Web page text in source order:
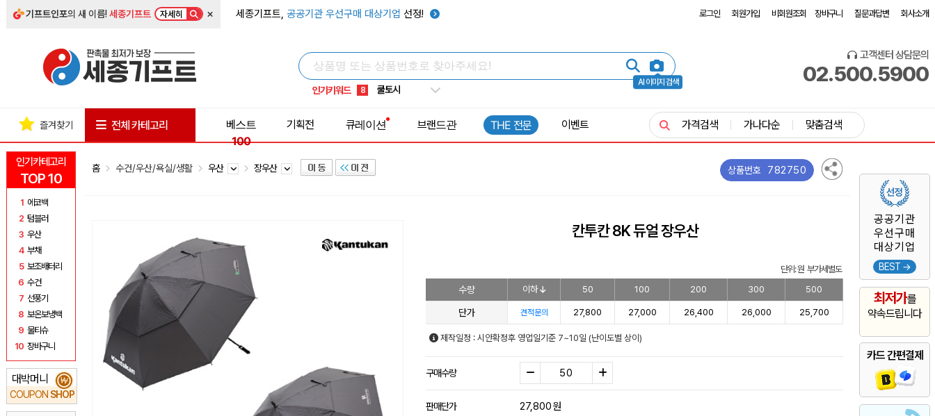
기프트인포의 새 이름!세종기프트 자세히 × 세종기프트, 공공기관 우선구매 대상기업 선정! 로그인 회원가입 비회원조회 장바구니 질문과답변 회사소개
AI 이미지 검색
인기키워드
5 키캡
8 쿨토시
9 넥쿨러
1 선풍기
고객센터 상담문의
02.500.5900
인기카테고리
TOP 10
1 에코백
2 텀블러
3 우산
4 부채
5 보조배터리
6 수건
7 선풍기
8 보온보냉백
9 물티슈
10 장바구니
대박머니
COUPON SHOP
₩
공공기관
우선구매
대상기업
BEST →
최저가를
약속드립니다
카드 간편결제
즐겨찾기 전체 카테고리
베스트
100
기획전 큐레이션 브랜드관 THE 전문 이벤트 가격검색 가나다순 맞춤검색
홈 수건/우산/욕실/생활 우산 장우산 상품번호 782750
칸투칸 8K 듀얼 장우산
단위: 원 부가세별도
수량 이하 50 100 200 300 500
단가 견적문의 27,800 27,000 26,400 26,000 25,700
제작일정 : 시안확정후 영업일기준 7~10일 (난이도별 상이)
구매수량
판매단가 27,800원